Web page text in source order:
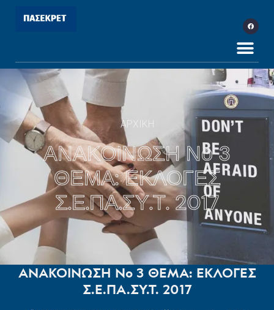
ΑΡΧΙΚΗ
ΑΝΑΚΟΙΝΩΣΗ Νο 3
ΘΕΜΑ: ΕΚΛΟΓΕΣ
Σ.Ε.ΠΑ.ΣΥ.Τ. 2017
ΑΝΑΚΟΙΝΩΣΗ Νο 3 ΘΕΜΑ: ΕΚΛΟΓΕΣ
Σ.Ε.ΠΑ.ΣΥ.Τ. 2017